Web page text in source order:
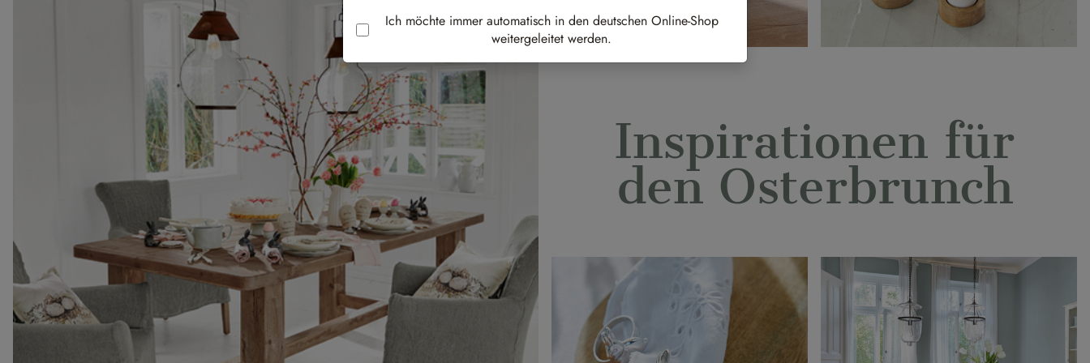
Inspirationen für
den Osterbrunch
Ich möchte immer automatisch in den deutschen Online-Shop
weitergeleitet werden.